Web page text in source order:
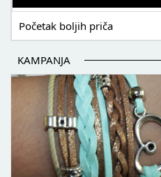
Početak boljih priča
KAMPANJA